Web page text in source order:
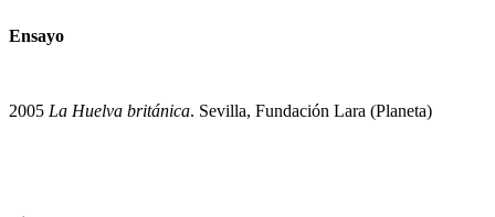
Ensayo
2005 La Huelva británica. Sevilla, Fundación Lara (Planeta)